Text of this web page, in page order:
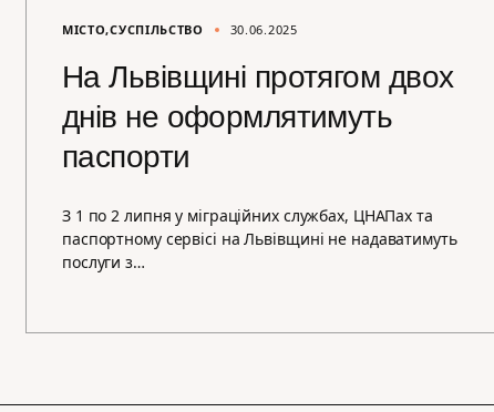
МІСТО СУСПІЛЬСТВО 30.06.2025
На Львівщині протягом двох
днів не оформлятимуть
паспорти
З 1 по 2 липня у міграційних службах, ЦНАПах та
паспортному сервісі на Львівщині не надаватимуть
послуги з…